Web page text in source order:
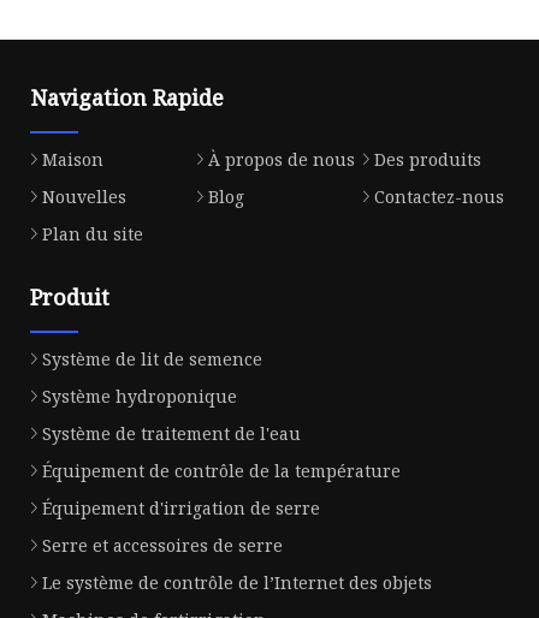
Navigation Rapide
Maison À propos de nous
Des produits
Nouvelles
Blog
Contactez-nous
Plan du site
Produit
Système de lit de semence
Système hydroponique
Système de traitement de l'eau
Équipement de contrôle de la température
Équipement d'irrigation de serre
Serre et accessoires de serre
Le système de contrôle de l’Internet des objets